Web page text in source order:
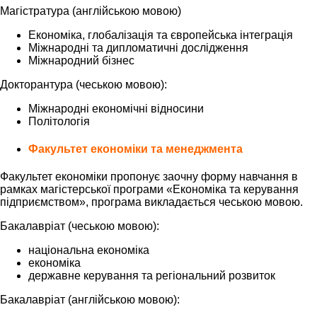
Магістратура (англійською мовою)
Економіка, глобалізація та європейська інтеграція
Міжнародні та дипломатичні дослідження
Міжнародний бізнес
Докторантура (чеською мовою):
Міжнародні економічні відносини
Політологія
Факультет економіки та менеджмента
Факультет економіки пропонує заочну форму навчання в
рамках магістерської програми «Економіка та керування
підприємством», програма викладається чеською мовою.
Бакалавріат (чеською мовою):
національна економіка
економіка
державне керування та регіональний розвиток
Бакалавріат (англійською мовою):